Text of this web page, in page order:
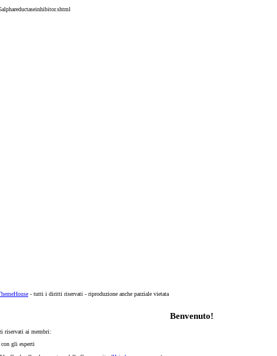
- tutti i diritti riservati - riproduzione anche parziale vietata
Benvenuto!
riservati ai membri:
gli esperti